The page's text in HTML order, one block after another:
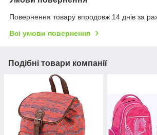
Повернення товару впродовж 14 днів за
Всі умови повернення
Подібні товари компанії